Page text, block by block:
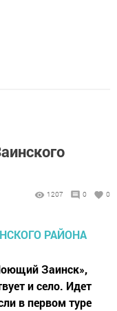
1207 0 0
Заинск»,
и село. Идет
в первом туре